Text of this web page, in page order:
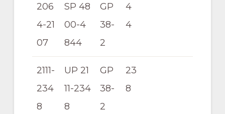
206
4-21
07
SP 48
00-4
844
GP
38-
2
4
4
2111-
234
8
UP 21
11-234
8
GP
38-
2
23
8